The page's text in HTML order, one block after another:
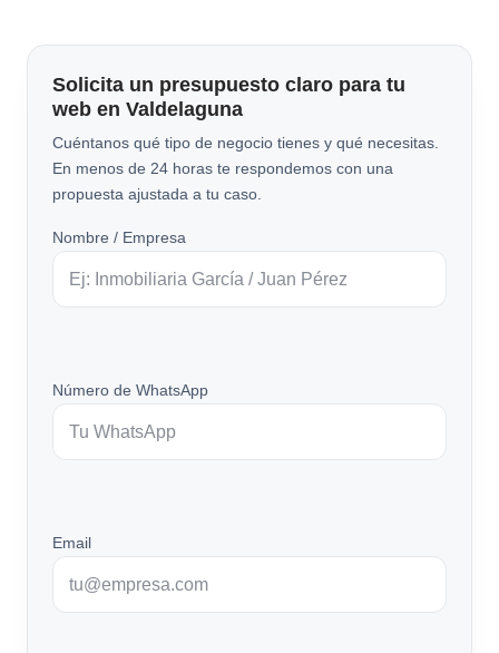
Solicita un presupuesto claro para tu
web en Valdelaguna
Cuéntanos qué tipo de negocio tienes y qué necesitas.
En menos de 24 horas te respondemos con una
propuesta ajustada a tu caso.
Nombre / Empresa
Número de WhatsApp
Email